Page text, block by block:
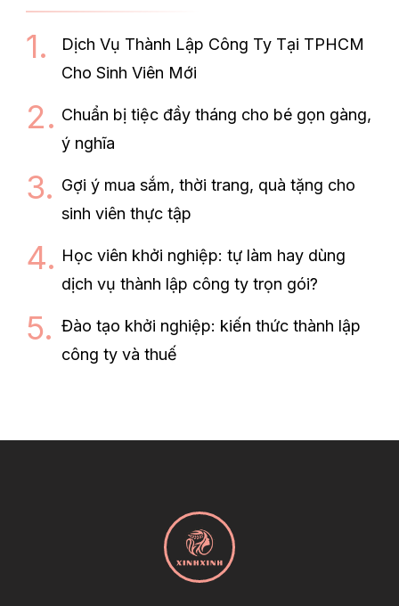
Dịch Vụ Thành Lập Công Ty Tại TPHCM
Cho Sinh Viên Mới
Chuẩn bị tiệc đầy tháng cho bé gọn gàng,
ý nghĩa
Gợi ý mua sắm, thời trang, quà tặng cho
sinh viên thực tập
Học viên khởi nghiệp: tự làm hay dùng
dịch vụ thành lập công ty trọn gói?
Đào tạo khởi nghiệp: kiến thức thành lập
công ty và thuế